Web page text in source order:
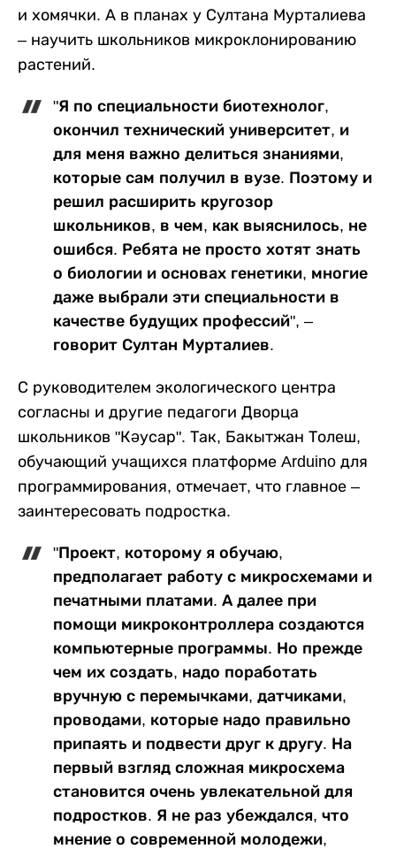
и хомячки. А в планах у Султана Мурталиева
– научить школьников микроклонированию
растений.
"Я по специальности биотехнолог,
окончил технический университет, и
для меня важно делиться знаниями,
которые сам получил в вузе. Поэтому и
решил расширить кругозор
школьников, в чем, как выяснилось, не
ошибся. Ребята не просто хотят знать
о биологии и основах генетики, многие
даже выбрали эти специальности в
качестве будущих профессий", –
говорит Султан Мурталиев.
С руководителем экологического центра
согласны и другие педагоги Дворца
школьников "Кәусар". Так, Бакытжан Толеш,
обучающий учащихся платформе Arduino для
программирования, отмечает, что главное –
заинтересовать подростка.
"Проект, которому я обучаю,
предполагает работу с микросхемами и
печатными платами. А далее при
помощи микроконтроллера создаются
компьютерные программы. Но прежде
чем их создать, надо поработать
вручную с перемычками, датчиками,
проводами, которые надо правильно
припаять и подвести друг к другу. На
первый взгляд сложная микросхема
становится очень увлекательной для
подростков. Я не раз убеждался, что
мнение о современной молодежи,